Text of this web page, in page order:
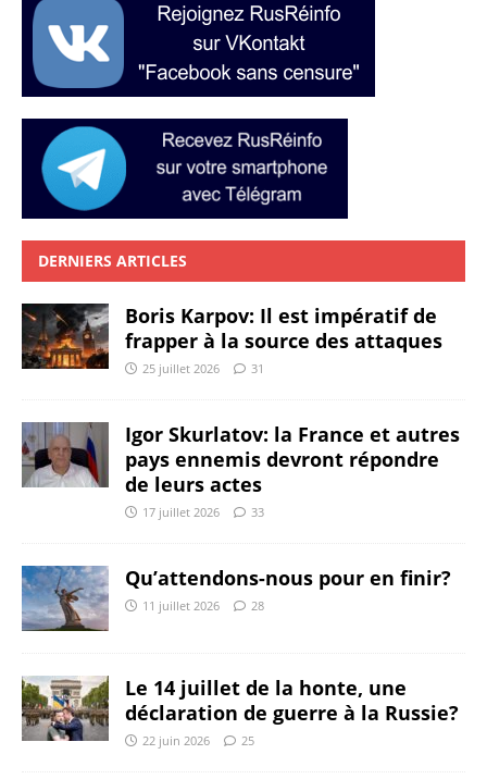
DERNIERS ARTICLES
Boris Karpov: Il est impératif de
frapper à la source des attaques
25 juillet 2026 31
Igor Skurlatov: la France et autres
pays ennemis devront répondre
de leurs actes
17 juillet 2026 33
Qu’attendons-nous pour en finir?
11 juillet 2026 28
Le 14 juillet de la honte, une
déclaration de guerre à la Russie?
22 juin 2026 25